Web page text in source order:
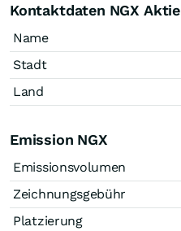
Kontaktdaten NGX Aktie
Name
Stadt
Land
Emission NGX
Emissionsvolumen
Zeichnungsgebühr
Platzierung